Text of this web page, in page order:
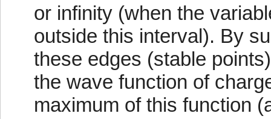
or infinity (when the
outside this interval). By
these edges (stable
the wave function of
maximum of this function